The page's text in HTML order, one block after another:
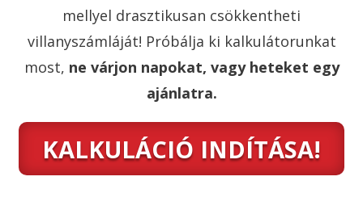
mellyel drasztikusan csökkentheti
villanyszámláját! Próbálja ki kalkulátorunkat
most, ne várjon napokat, vagy heteket egy
ajánlatra.
KALKULÁCIÓ INDÍTÁSA!